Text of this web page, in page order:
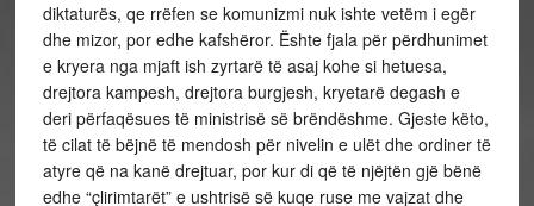
diktaturës, qe rrëfen se komunizmi nuk ishte vetëm i egër
dhe mizor, por edhe kafshëror. Ështe fjala për përdhunimet
e kryera nga mjaft ish zyrtarë të asaj kohe si hetuesa,
drejtora kampesh, drejtora burgjesh, kryetarë degash e
deri përfaqësues të ministrisë së brëndëshme. Gjeste këto,
të cilat të bëjnë të mendosh për nivelin e ulët dhe ordiner të
atyre që na kanë drejtuar, por kur di që të njëjtën gjë bënë
edhe “çlirimtarët” e ushtrisë së kuqe ruse me vajzat dhe